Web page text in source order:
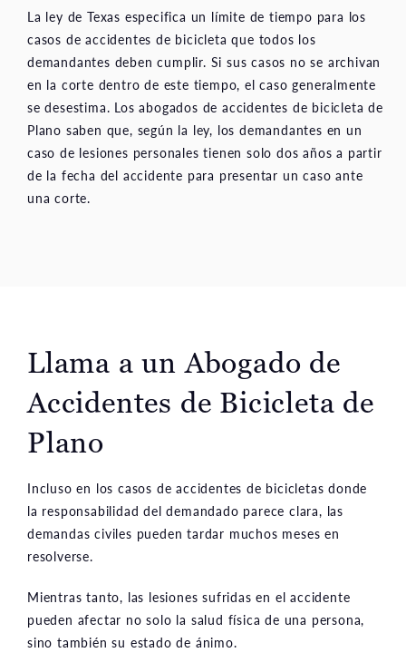
La ley de Texas especifica un límite de tiempo para los
casos de accidentes de bicicleta que todos los
demandantes deben cumplir. Si sus casos no se archivan
en la corte dentro de este tiempo, el caso generalmente
se desestima. Los abogados de accidentes de bicicleta de
Plano saben que, según la ley, los demandantes en un
caso de lesiones personales tienen solo dos años a partir
de la fecha del accidente para presentar un caso ante
una corte.
Llama a un Abogado de
Accidentes de Bicicleta de
Plano
Incluso en los casos de accidentes de bicicletas donde
la responsabilidad del demandado parece clara, las
demandas civiles pueden tardar muchos meses en
resolverse.
Mientras tanto, las lesiones sufridas en el accidente
pueden afectar no solo la salud física de una persona,
sino también su estado de ánimo.